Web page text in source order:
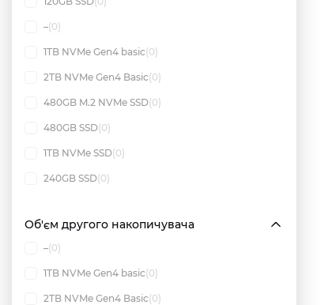
–(0)
1TB NVMe Gen4 basic(0)
2TB NVMe Gen4 Basic(0)
480GB M.2 NVMe SSD(0)
480GB SSD(0)
1TB NVMe SSD(0)
240GB SSD(0)
Об'єм другого накопичувача
–(0)
1TB NVMe Gen4 basic(0)
2TB NVMe Gen4 Basic(0)